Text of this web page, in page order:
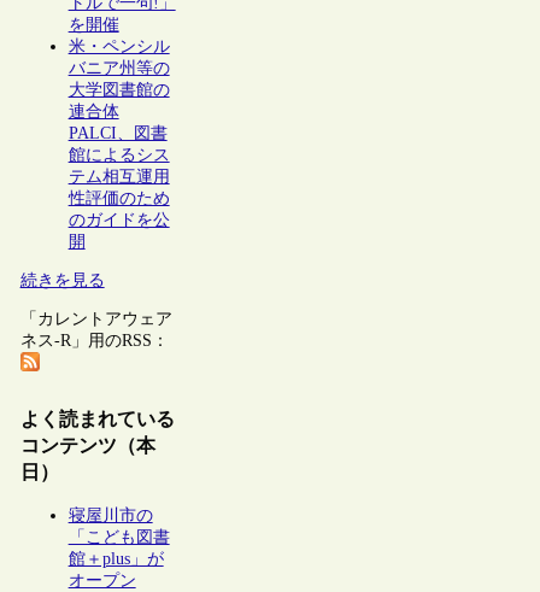
を開催
米・ペンシル
バニア州等の
大学図書館の
連合体
PALCI、図書
館によるシス
テム相互運用
性評価のため
のガイドを公
開
続きを見る
「カレントアウェア
ネス-R」用のRSS：
よく読まれている
コンテンツ（本
日）
寝屋川市の
「こども図書
館＋plus」が
オープン